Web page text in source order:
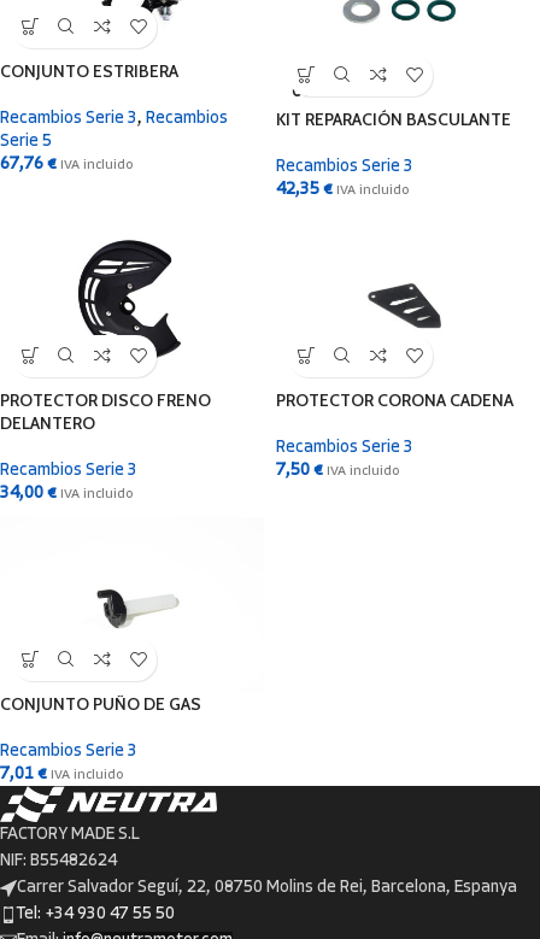
CONJUNTO ESTRIBERA
Recambios Serie 3, Recambios
Serie 5
67,76 € IVA incluido
SOLD
OUT
KIT REPARACIÓN BASCULANTE
Recambios Serie 3
42,35 € IVA incluido
PROTECTOR DISCO FRENO
DELANTERO
Recambios Serie 3
34,00 € IVA incluido
PROTECTOR CORONA CADENA
Recambios Serie 3
7,50 € IVA incluido
CONJUNTO PUÑO DE GAS
Recambios Serie 3
7,01 € IVA incluido
FACTORY MADE S.L
NIF: B55482624
Carrer Salvador Seguí, 22, 08750 Molins de Rei, Barcelona, Espanya
Tel: +34 930 47 55 50